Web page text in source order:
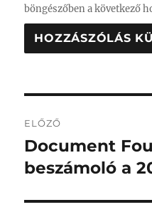
böngészőben a következő
navigáció
ELŐZŐ
Korábbi
bejegyzés:
Document
beszámoló a